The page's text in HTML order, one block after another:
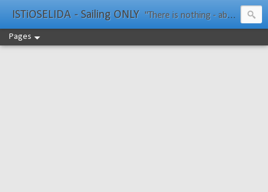
ISTiOSELIDA - Sailing ONLY "There is nothing - absolutely nothing - half so much worth doing as simply messing about in boats." Water Rat, Kenneth Grahame
Pages